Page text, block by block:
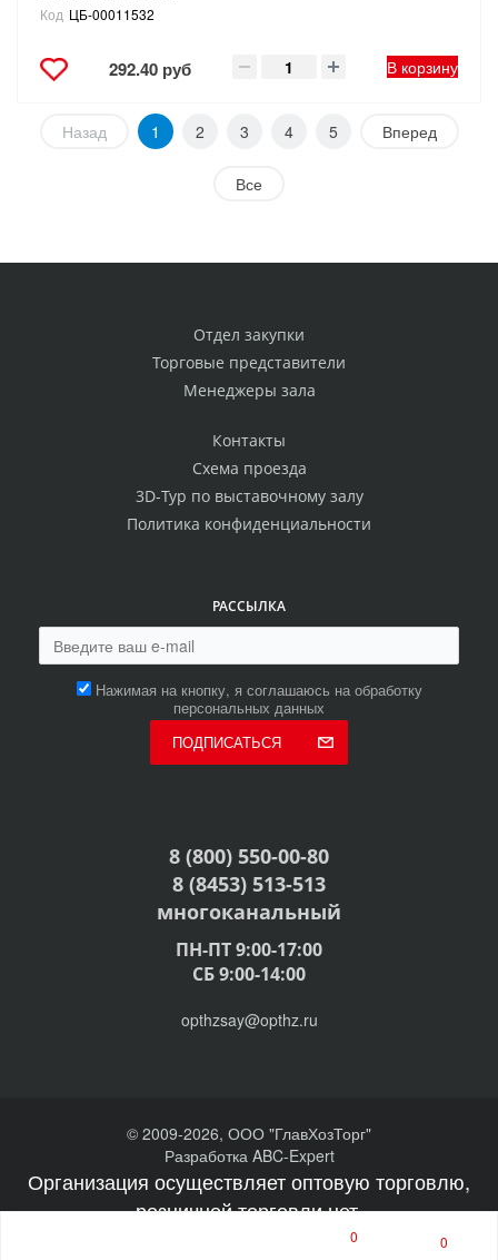
Код ЦБ-00011532
292.40 руб В корзину
Назад 1 2 3 4 5 Вперед
Все
Отдел закупки
Торговые представители
Менеджеры зала
Контакты
Схема проезда
3D-Тур по выставочному залу
Политика конфиденциальности
РАССЫЛКА
Нажимая на кнопку, я соглашаюсь на обработку
персональных данных
ПОДПИСАТЬСЯ
8 (800) 550-00-80
8 (8453) 513-513
многоканальный
ПН-ПТ 9:00-17:00
СБ 9:00-14:00
opthzsay@opthz.ru
© 2009-2026, ООО "ГлавХозТорг"
Разработка ABC-Expert
Организация осуществляет оптовую торговлю,
розничной торговли нет.
0 0